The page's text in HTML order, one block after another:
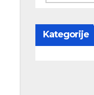
Kategorije